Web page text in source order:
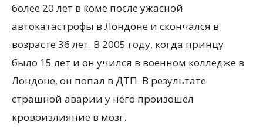
более 20 лет в коме после ужасной
автокатастрофы в Лондоне и скончался в
возрасте 36 лет. В 2005 году, когда принцу
было 15 лет и он учился в военном колледже в
Лондоне, он попал в ДТП. В результате
страшной аварии у него произошел
кровоизлияние в мозг.